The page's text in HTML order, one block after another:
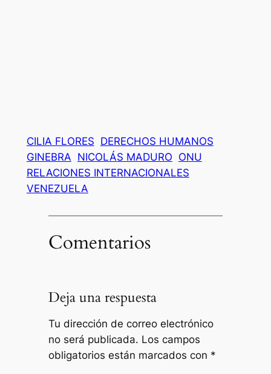
CILIA FLORES DERECHOS HUMANOS
GINEBRA NICOLÁS MADURO ONU
RELACIONES INTERNACIONALES
VENEZUELA
Comentarios
Deja una respuesta
Tu dirección de correo electrónico
no será publicada. Los campos
obligatorios están marcados con *